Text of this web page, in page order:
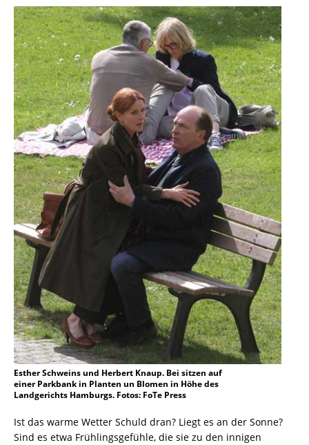
Esther Schweins und Herbert Knaup. Bei sitzen auf
einer Parkbank in Planten un Blomen in Höhe des
Landgerichts Hamburgs. Fotos: FoTe Press
Ist das warme Wetter Schuld dran? Liegt es an der Sonne?
Sind es etwa Frühlingsgefühle, die sie zu den innigen